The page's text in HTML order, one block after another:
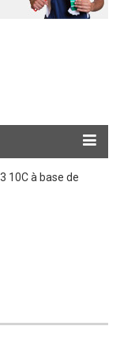
10C à base de